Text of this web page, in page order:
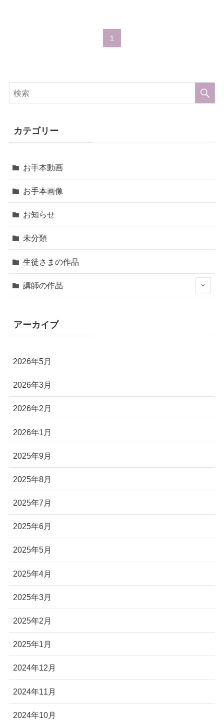
1
カテゴリー
お手本動画
お手本画像
お知らせ
未分類
生徒さまの作品
講師の作品
アーカイブ
2026年5月
2026年3月
2026年2月
2026年1月
2025年9月
2025年8月
2025年7月
2025年6月
2025年5月
2025年4月
2025年3月
2025年2月
2025年1月
2024年12月
2024年11月
2024年10月